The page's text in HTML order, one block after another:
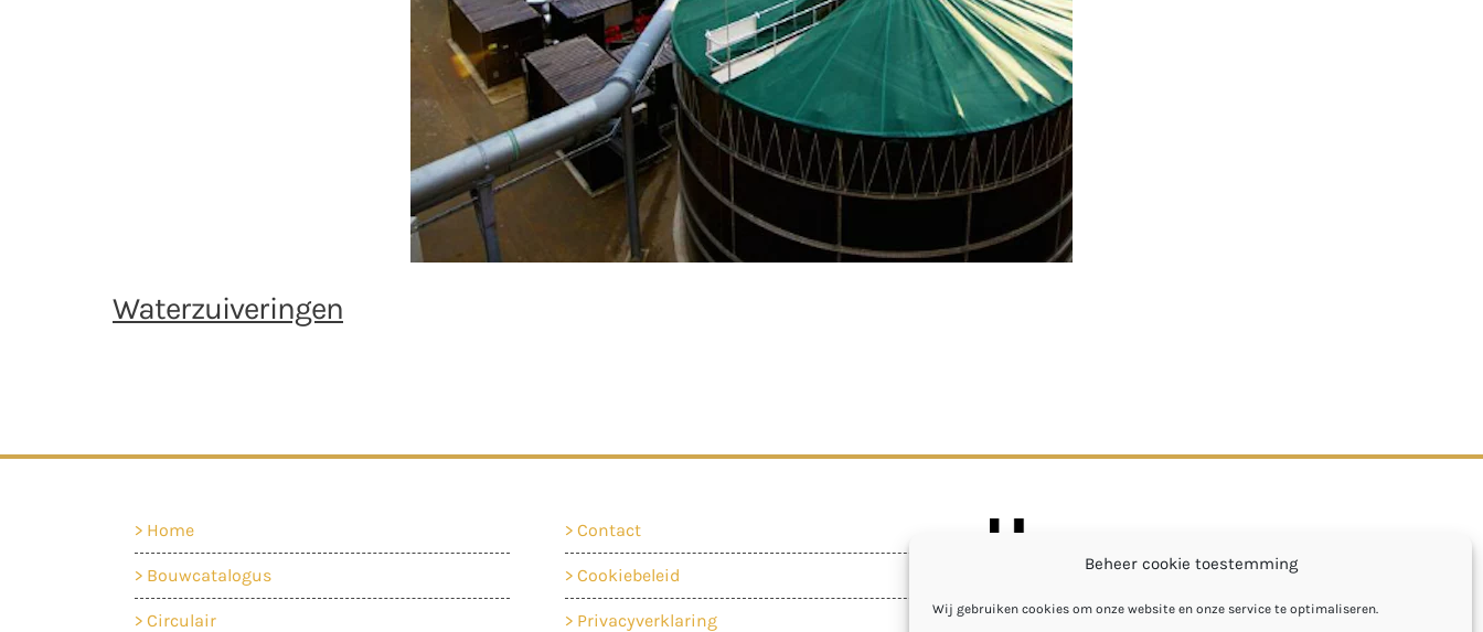
Beheer cookie toestemming
Wij gebruiken cookies om onze website en onze service te optimaliseren.
Waterzuiveringen
Home
Bouwcatalogus
Circulair
Contact
Cookiebeleid
Privacyverklaring